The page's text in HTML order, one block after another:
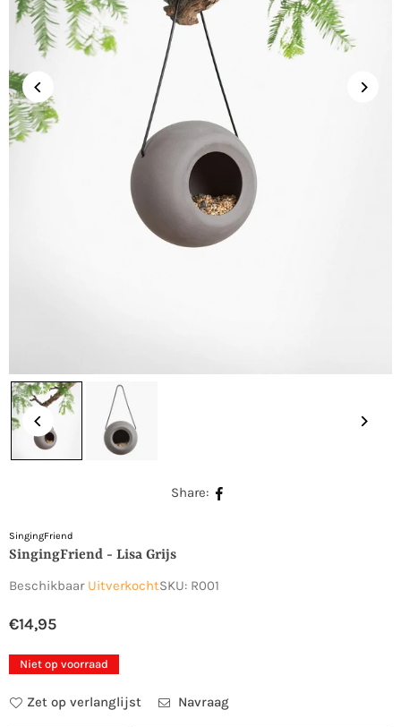
Share:
SingingFriend
SingingFriend - Lisa Grijs
Beschikbaar UitverkochtSKU: R001
Normale
prijs
€14,95
Niet op voorraad
Zet op verlanglijst Navraag